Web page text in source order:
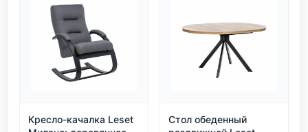
Кресло-качалка Leset
Стол обеденный